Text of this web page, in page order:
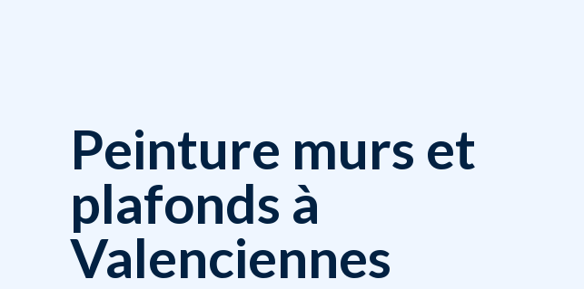
Peinture murs et
plafonds à
Valenciennes